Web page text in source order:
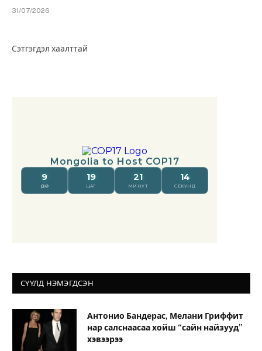
31/07/2026
Сэтгэгдэл хаалттай
СҮҮЛД НЭМЭГДСЭН
Антонио Бандерас, Мелани Гриффит
нар салснаасаа хойш “сайн найзууд”
хэвээрээ